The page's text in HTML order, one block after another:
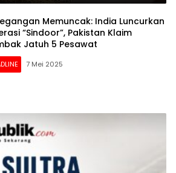
Memuncak: India Luncurkan
“Sindoor”, Pakistan Klaim
Jatuh 5 Pesawat
7 Mei 2025